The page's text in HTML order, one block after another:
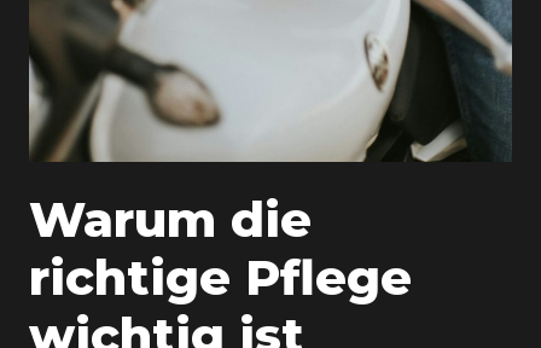
Warum die
richtige Pflege
wichtig ist